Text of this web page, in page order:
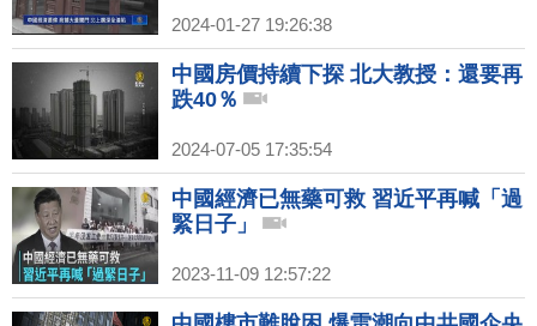
2024-01-27 19:26:38
中國房價持續下探 北大教授：還要再
跌40％
2024-07-05 17:35:54
中國經濟已無藥可救 習近平再喊「過
緊日子」
2023-11-09 12:57:22